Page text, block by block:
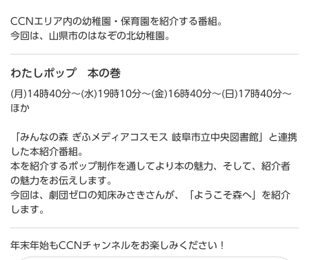
CCNエリア内の幼稚園・保育園を紹介する番組。
今回は、山県市のはなぞの北幼稚園。
わたしポップ 本の巻
(月)14時40分～(水)19時10分～(金)16時40分～(日)17時40分～
ほか
「みんなの森 ぎふメディアコスモス 岐阜市立中央図書館」と連携
した本紹介番組。
本を紹介するポップ制作を通してより本の魅力、そして、紹介者
の魅力をお伝えします。
今回は、劇団ゼロの知床みさきさんが、「ようこそ森へ」を紹介
します。
年末年始もCCNチャンネルをお楽しみください！